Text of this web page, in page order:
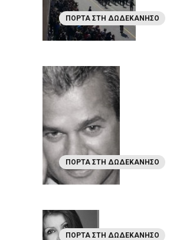
ΠΌΡΤΑ ΣΤΗ ΔΩΔΕΚΆΝΗΣΟ
ΠΌΡΤΑ ΣΤΗ ΔΩΔΕΚΆΝΗΣΟ
ΠΌΡΤΑ ΣΤΗ ΔΩΔΕΚΆΝΗΣΟ